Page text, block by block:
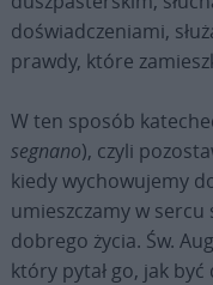
doświadczeniami,
prawdy, które
W ten sposób
segnano), czyli
kiedy wychowujemy
umieszczamy w sercu
dobrego życia. Św.
który pytał go, jak